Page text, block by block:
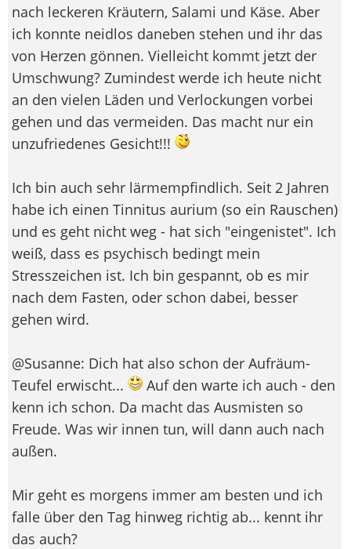
nach leckeren Kräutern, Salami und Käse. Aber
ich konnte neidlos daneben stehen und ihr das
von Herzen gönnen. Vielleicht kommt jetzt der
Umschwung? Zumindest werde ich heute nicht
an den vielen Läden und Verlockungen vorbei
gehen und das vermeiden. Das macht nur ein
unzufriedenes Gesicht!!!
Ich bin auch sehr lärmempfindlich. Seit 2 Jahren
habe ich einen Tinnitus aurium (so ein Rauschen)
und es geht nicht weg - hat sich "eingenistet". Ich
weiß, dass es psychisch bedingt mein
Stresszeichen ist. Ich bin gespannt, ob es mir
nach dem Fasten, oder schon dabei, besser
gehen wird.
@Susanne: Dich hat also schon der Aufräum-
Teufel erwischt...
Auf den warte ich auch - den
kenn ich schon. Da macht das Ausmisten so
Freude. Was wir innen tun, will dann auch nach
außen.
Mir geht es morgens immer am besten und ich
falle über den Tag hinweg richtig ab... kennt ihr
das auch?